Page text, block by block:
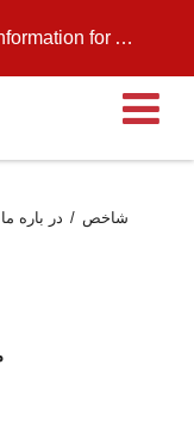
August 11, 2026
در باره ما شاخص